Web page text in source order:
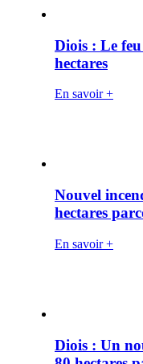
Diois : Le
hectares
En savoir +
Nouvel
hectares
En savoir +
Diois : Un